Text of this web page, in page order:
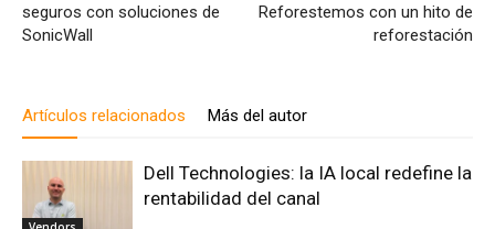
seguros con soluciones de
SonicWall
Reforestemos con un hito de
reforestación
Artículos relacionados Más del autor
Dell Technologies: la IA local redefine la
rentabilidad del canal